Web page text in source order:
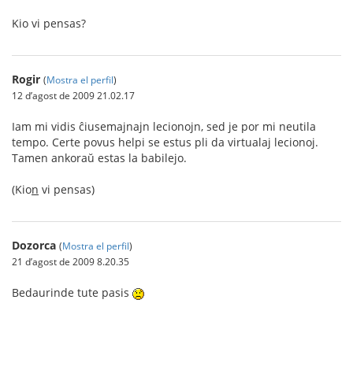
Kio vi pensas?
Rogir (Mostra el perfil)
12 d’agost de 2009 21.02.17
Iam mi vidis ĉiusemajnajn lecionojn, sed je por mi neutila
tempo. Certe povus helpi se estus pli da virtualaj lecionoj.
Tamen ankoraŭ estas la babilejo.
(Kion vi pensas)
Dozorca (Mostra el perfil)
21 d’agost de 2009 8.20.35
Bedaurinde tute pasis